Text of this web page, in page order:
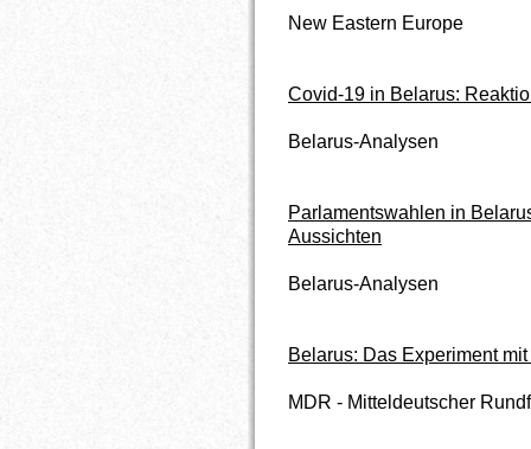
New Eastern Europe
Covid-19 in Belarus:
Belarus-Analysen
Parlamentswahlen in
Aussichten
Belarus-Analysen
Belarus: Das Experiment
MDR - Mitteldeutscher